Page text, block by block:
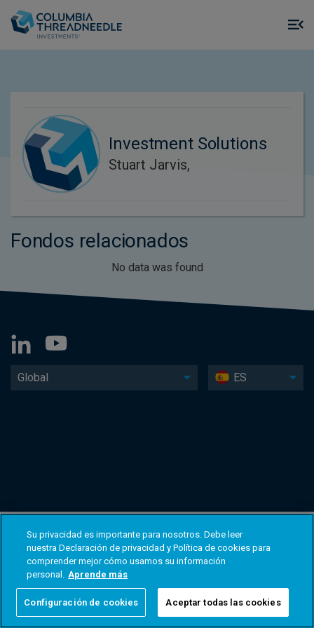
Investment Solutions
Stuart Jarvis,
Fondos relacionados
No data was found
Global ES
Su privacidad es importante para nosotros. Debe leer
nuestra Declaración de privacidad y Política de cookies para
comprender mejor cómo usamos su información
personal. Aprende más
Configuración de cookies Aceptar todas las cookies